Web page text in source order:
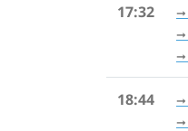
17:32
18:44